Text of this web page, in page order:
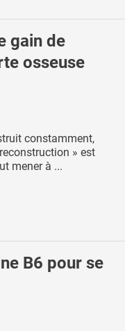
gain de
osseuse
constamment,
» est
mener à ...
B6 pour se